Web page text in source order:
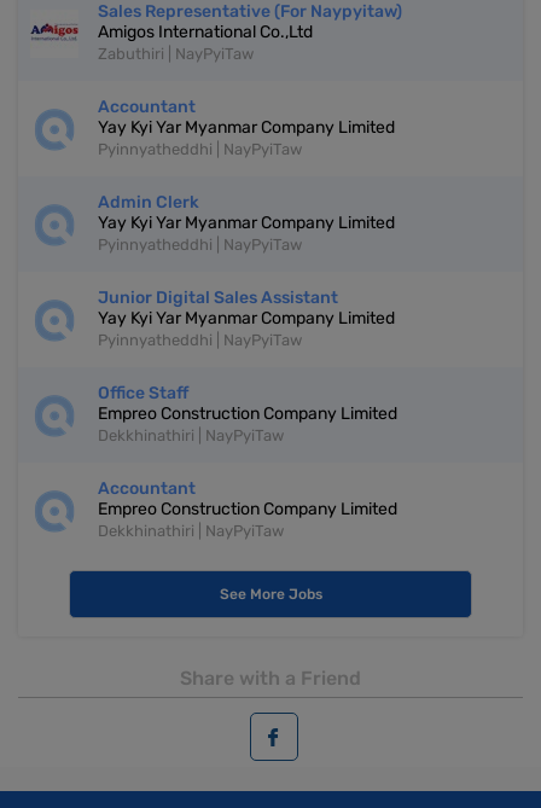
Sales Representative (For Naypyitaw)
Amigos International Co.,Ltd
Zabuthiri | NayPyiTaw
Accountant
Yay Kyi Yar Myanmar Company Limited
Pyinnyatheddhi | NayPyiTaw
Admin Clerk
Yay Kyi Yar Myanmar Company Limited
Pyinnyatheddhi | NayPyiTaw
Junior Digital Sales Assistant
Yay Kyi Yar Myanmar Company Limited
Pyinnyatheddhi | NayPyiTaw
Office Staff
Empreo Construction Company Limited
Dekkhinathiri | NayPyiTaw
Accountant
Empreo Construction Company Limited
Dekkhinathiri | NayPyiTaw
See More Jobs
Share with a Friend